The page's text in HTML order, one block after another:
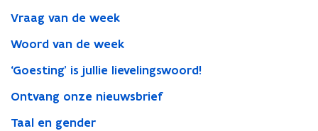
Vraag van de week
Woord van de week
‘Goesting’ is jullie lievelingswoord!
Ontvang onze nieuwsbrief
Taal en gender